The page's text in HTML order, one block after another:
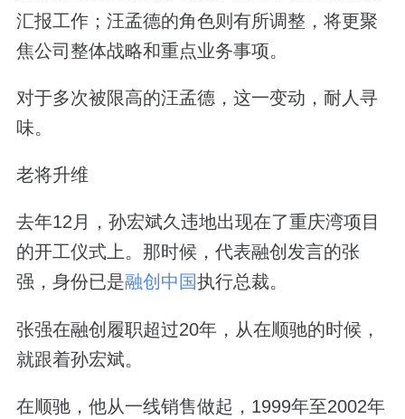
汇报工作；汪孟德的角色则有所调整，将更聚
焦公司整体战略和重点业务事项。
对于多次被限高的汪孟德，这一变动，耐人寻
味。
老将升维
去年12月，孙宏斌久违地出现在了重庆湾项目
的开工仪式上。那时候，代表融创发言的张
强，身份已是融创中国执行总裁。
张强在融创履职超过20年，从在顺驰的时候，
就跟着孙宏斌。
在顺驰，他从一线销售做起，1999年至2002年